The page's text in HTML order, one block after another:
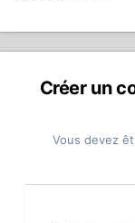
Créer un
Vous devez